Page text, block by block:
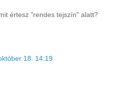
értesz "rendes tejszín" alatt?
18. 14:19